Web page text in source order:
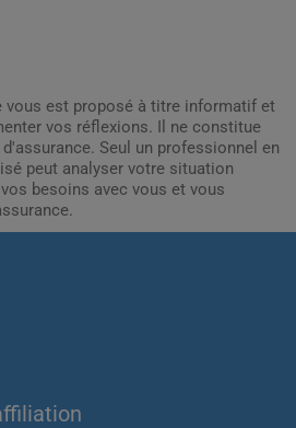
vous est proposé à titre informatif et
vos réflexions. Il ne constitue
Seul un professionnel en
peut analyser votre situation
besoins avec vous et vous